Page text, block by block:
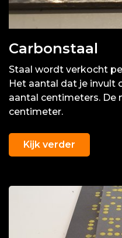
Carbonstaal
Staal wordt verkocht
Het aantal dat je invult
aantal centimeters. De
centimeter.
Kijk verder